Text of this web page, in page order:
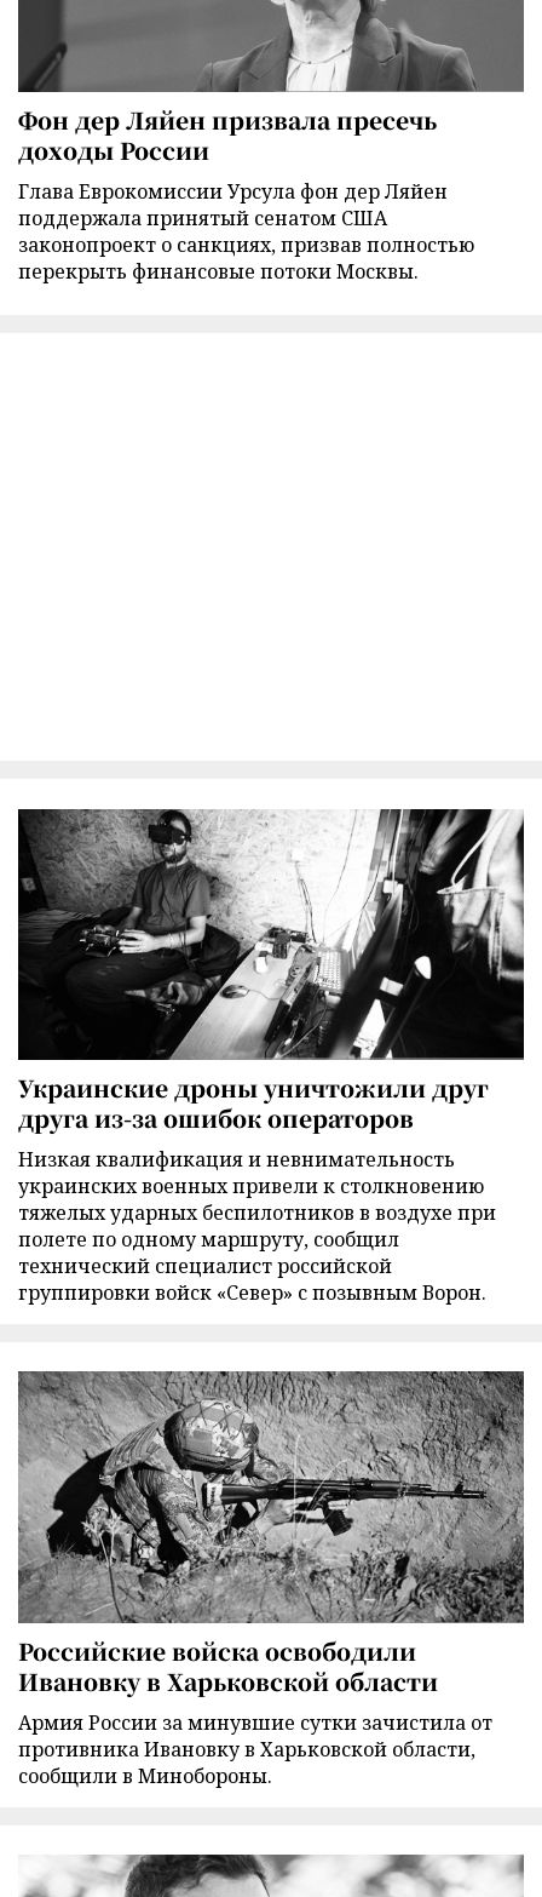
Фон дер Ляйен призвала пресечь
доходы России
Глава Еврокомиссии Урсула фон дер Ляйен
поддержала принятый сенатом США
законопроект о санкциях, призвав полностью
перекрыть финансовые потоки Москвы.
Украинские дроны уничтожили друг
друга из-за ошибок операторов
Низкая квалификация и невнимательность
украинских военных привели к столкновению
тяжелых ударных беспилотников в воздухе при
полете по одному маршруту, сообщил
технический специалист российской
группировки войск «Север» с позывным Ворон.
Российские войска освободили
Ивановку в Харьковской области
Армия России за минувшие сутки зачистила от
противника Ивановку в Харьковской области,
сообщили в Минобороны.